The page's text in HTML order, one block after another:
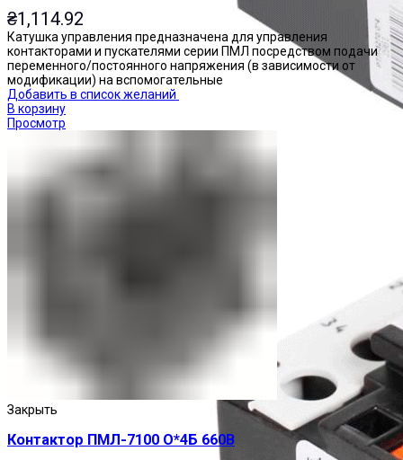
₴1,114.92
Катушка управления предназначена для управления
контакторами и пускателями серии ПМЛ посредством подачи
переменного/постоянного напряжения (в зависимости от
модификации) на вспомогательные
Добавить в список желаний
В корзину
Просмотр
Закрыть
Контактор ПМЛ-7100 О*4Б 660В